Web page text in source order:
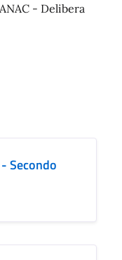
- Delibera
Secondo